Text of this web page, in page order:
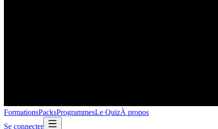
FormationsPacksProgrammesLe QuizÀ propos
Se connecter